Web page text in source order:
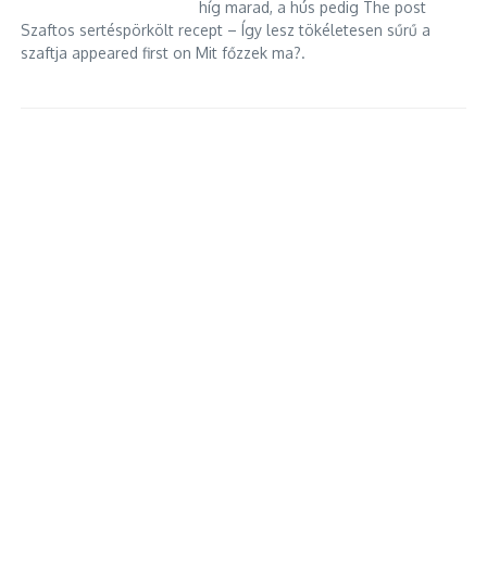
híg marad, a hús pedig The post
Szaftos sertéspörkölt recept – Így lesz tökéletesen sűrű a
szaftja appeared first on Mit főzzek ma?.